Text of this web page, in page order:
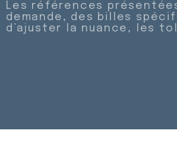
Les références
demande, des billes
d’ajuster la nuance, les